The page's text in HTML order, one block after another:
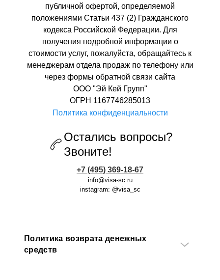
публичной офертой, определяемой
положениями Статьи 437 (2) Гражданского
кодекса Российской Федерации. Для
получения подробной информации о
стоимости услуг, пожалуйста, обращайтесь к
менеджерам отдела продаж по телефону или
через формы обратной связи сайта
ООО "Эй Кей Групп"
ОГРН 1167746285013
Политика конфиденциальности
Остались вопросы?
Звоните!
+7 (495) 369-18-67
info@visa-sc.ru
instagram: @visa_sc
Политика возврата денежных
средств